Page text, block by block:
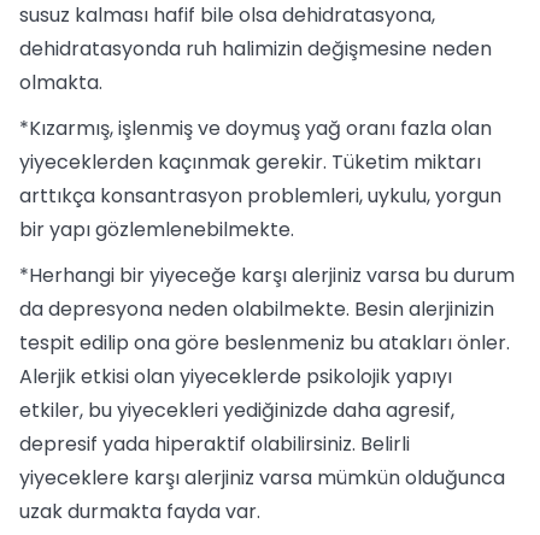
susuz kalması hafif bile olsa dehidratasyona,
dehidratasyonda ruh halimizin değişmesine neden
olmakta.
*Kızarmış, işlenmiş ve doymuş yağ oranı fazla olan
yiyeceklerden kaçınmak gerekir. Tüketim miktarı
arttıkça konsantrasyon problemleri, uykulu, yorgun
bir yapı gözlemlenebilmekte.
*Herhangi bir yiyeceğe karşı alerjiniz varsa bu durum
da depresyona neden olabilmekte. Besin alerjinizin
tespit edilip ona göre beslenmeniz bu atakları önler.
Alerjik etkisi olan yiyeceklerde psikolojik yapıyı
etkiler, bu yiyecekleri yediğinizde daha agresif,
depresif yada hiperaktif olabilirsiniz. Belirli
yiyeceklere karşı alerjiniz varsa mümkün olduğunca
uzak durmakta fayda var.